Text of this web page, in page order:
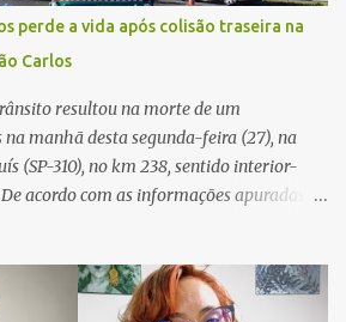
área para o trabalho da perícia. Até a
suspeito havia sido preso. A Polícia
da briga, a autoria dos disparos e as
ocorrência segue em anda...
perde a vida após colisão traseira na
Carlos
resultou na morte de um
manhã desta segunda-feira (27), na
(SP-310), no km 238, sentido interior-
acordo com as informações apuradas no
lento e congestionado devido a obras
em que ocorreu o impacto. Com